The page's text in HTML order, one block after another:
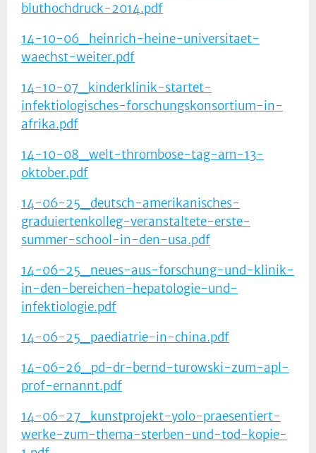
bluthochdruck-2014.pdf
14-10-06_heinrich-heine-universitaet-
waechst-weiter.pdf
14-10-07_kinderklinik-startet-
infektiologisches-forschungskonsortium-in-
afrika.pdf
14-10-08_welt-thrombose-tag-am-13-
oktober.pdf
14-06-25_deutsch-amerikanisches-
graduiertenkolleg-veranstaltete-erste-
summer-school-in-den-usa.pdf
14-06-25_neues-aus-forschung-und-klinik-
in-den-bereichen-hepatologie-und-
infektiologie.pdf
14-06-25_paediatrie-in-china.pdf
14-06-26_pd-dr-bernd-turowski-zum-apl-
prof-ernannt.pdf
14-06-27_kunstprojekt-yolo-praesentiert-
werke-zum-thema-sterben-und-tod-kopie-